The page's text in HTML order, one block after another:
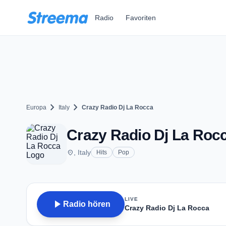
Radio Favoriten
Europa chevron_right Italy chevron_right Crazy Radio Dj La Rocca
Crazy Radio Dj La
place , Italy Hits Pop
play_arrow Radio hören
LIVE
Crazy Radio Dj La Rocca